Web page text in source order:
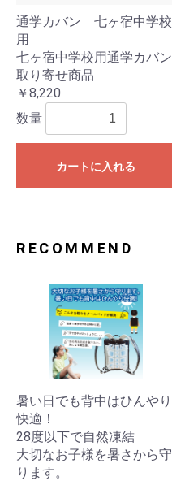
通学カバン 七ヶ宿中学校
用
七ヶ宿中学校用通学カバン
取り寄せ商品
￥8,220
数量
カートに入れる
RECOMMEND
暑い日でも背中はひんやり
快適！
28度以下で自然凍結
大切なお子様を暑さから守
ります。